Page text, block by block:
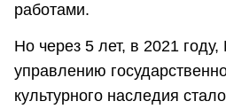
работами.
Но через 5 лет, в 2021
управлению
культурного наследия